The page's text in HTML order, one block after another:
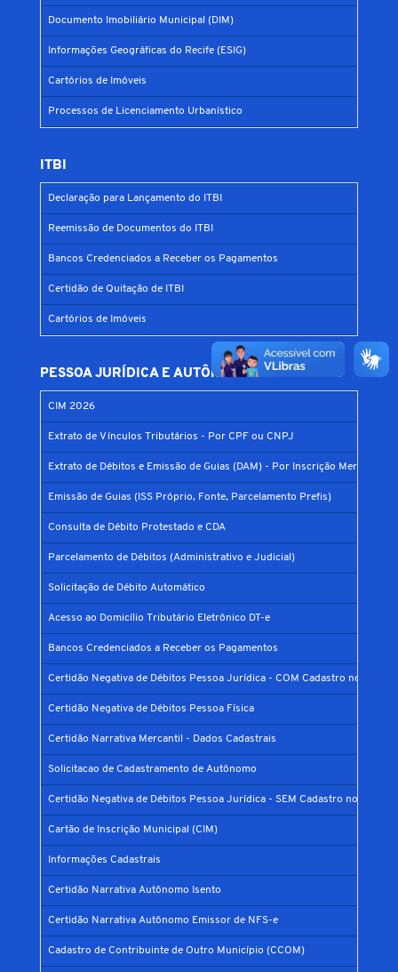
Documento Imobiliário Municipal (DIM)
Informações Geográficas do Recife (ESIG)
Cartórios de Imóveis
Processos de Licenciamento Urbanístico
ITBI
Declaração para Lançamento do ITBI
Reemissão de Documentos do ITBI
Bancos Credenciados a Receber os Pagamentos
Certidão de Quitação de ITBI
Cartórios de Imóveis
PESSOA JURÍDICA E AUTÔNOMO
CIM 2026
Extrato de Vínculos Tributários - Por CPF ou CNPJ
Extrato de Débitos e Emissão de Guias (DAM) - Por Inscrição Mercantil
Emissão de Guias (ISS Próprio, Fonte, Parcelamento Prefis)
Consulta de Débito Protestado e CDA
Parcelamento de Débitos (Administrativo e Judicial)
Solicitação de Débito Automático
Acesso ao Domicílio Tributário Eletrônico DT-e
Bancos Credenciados a Receber os Pagamentos
Certidão Negativa de Débitos Pessoa Jurídica - COM Cadastro no
Certidão Negativa de Débitos Pessoa Física
Certidão Narrativa Mercantil - Dados Cadastrais
Solicitacao de Cadastramento de Autônomo
Certidão Negativa de Débitos Pessoa Jurídica - SEM Cadastro no
Cartão de Inscrição Municipal (CIM)
Informações Cadastrais
Certidão Narrativa Autônomo Isento
Certidão Narrativa Autônomo Emissor de NFS-e
Cadastro de Contribuinte de Outro Município (CCOM)